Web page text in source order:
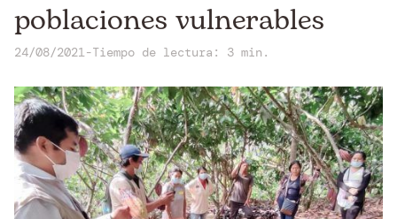
poblaciones vulnerables
24/08/2021-Tiempo de lectura: 3 min.